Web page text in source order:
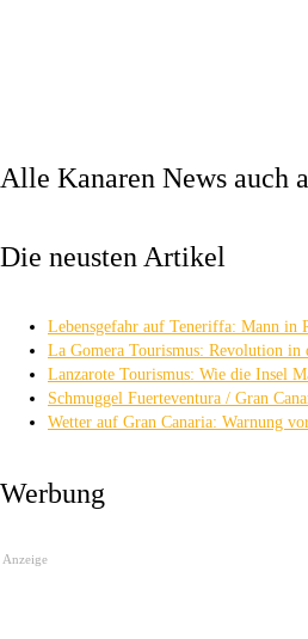
Alle Kanaren News auch
Die neusten Artikel
Lebensgefahr auf Teneriffa: Mann in
La Gomera Tourismus: Revolution in
Lanzarote Tourismus: Wie die Insel
Schmuggel Fuerteventura / Gran
Wetter auf Gran Canaria: Warnung
Werbung
Anzeige